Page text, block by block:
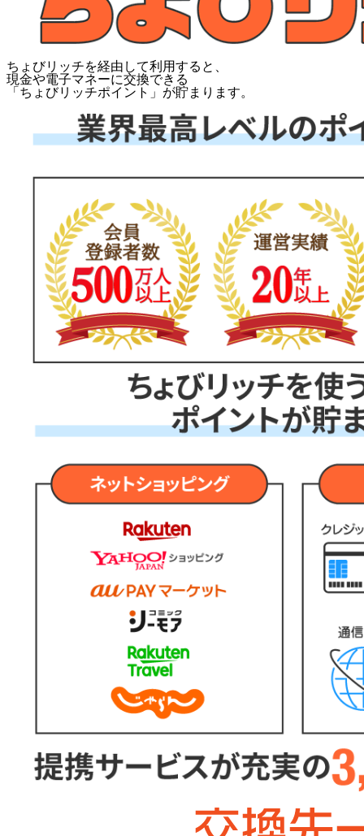
ちょびリッチを経由して利用すると、
現金や電子マネーに交換できる
「 ちょびリッチポイント 」が貯まります。